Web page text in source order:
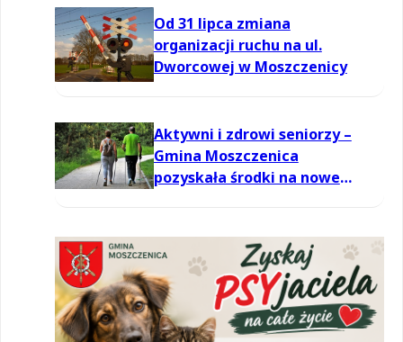
Od 31 lipca zmiana
organizacji ruchu na ul.
Dworcowej w Moszczenicy
Aktywni i zdrowi seniorzy –
Gmina Moszczenica
pozyskała środki na nowe